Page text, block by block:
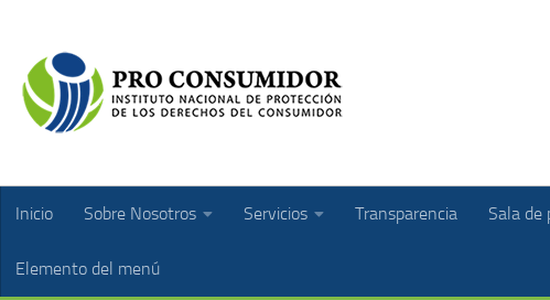
Inicio Sobre Nosotros Servicios Transparencia Sala de
Elemento del menú